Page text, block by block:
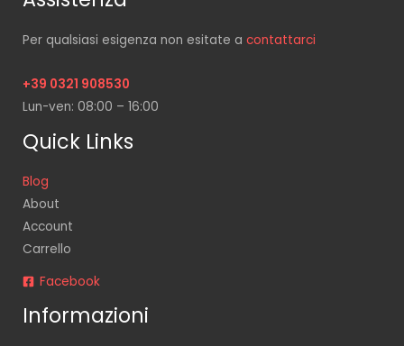
Per qualsiasi esigenza non esitate a contattarci
+39 0321 908530
Lun-ven: 08:00 – 16:00
Quick Links
Blog
About
Account
Carrello
Facebook
Informazioni